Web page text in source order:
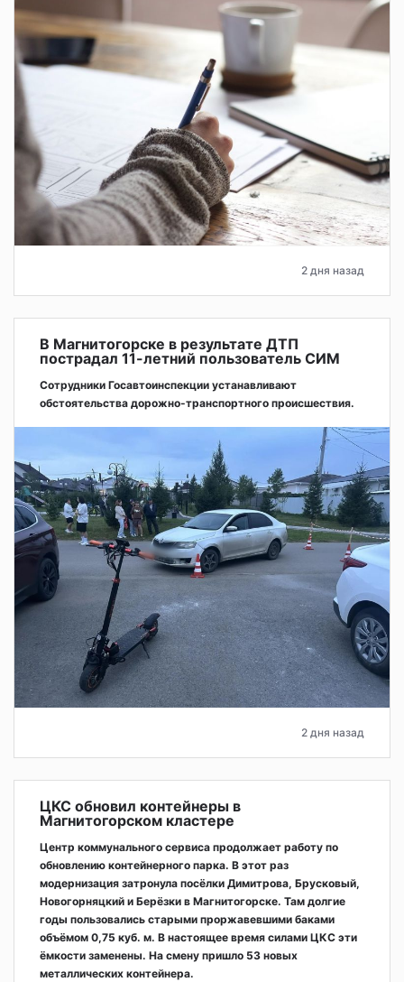
2 дня назад
В Магнитогорске в результате ДТП
пострадал 11-летний пользователь СИМ
Сотрудники Госавтоинспекции устанавливают
обстоятельства дорожно-транспортного происшествия.
2 дня назад
ЦКС обновил контейнеры в
Магнитогорском кластере
Центр коммунального сервиса продолжает работу по
обновлению контейнерного парка. В этот раз
модернизация затронула посёлки Димитрова, Брусковый,
Новогорняцкий и Берёзки в Магнитогорске. Там долгие
годы пользовались старыми проржавевшими баками
объёмом 0,75 куб. м. В настоящее время силами ЦКС эти
ёмкости заменены. На смену пришло 53 новых
металлических контейнера.